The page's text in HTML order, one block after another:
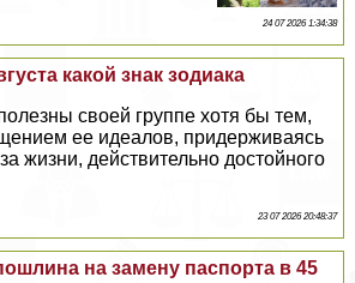
24 07 2026 1:34:38
какой знак зодиака
своей группе хотя бы тем,
ее идеалов, придерживаясь
жизни, действительно достойного
23 07 2026 20:48:37
на замену паспорта в 45